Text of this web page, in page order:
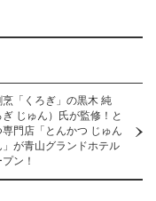
烹「くろぎ」の黒木 純
ぎ じゅん）氏が監修！と
専門店「とんかつ じゅん
」が青山グランドホテル
ン！